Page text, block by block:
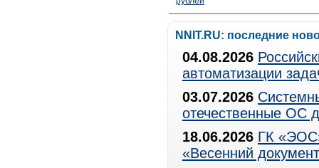
NNIT.RU: последние
04.08.2026
автоматизации
03.07.2026
отечественные ОС
18.06.2026 ГК
«Весенний